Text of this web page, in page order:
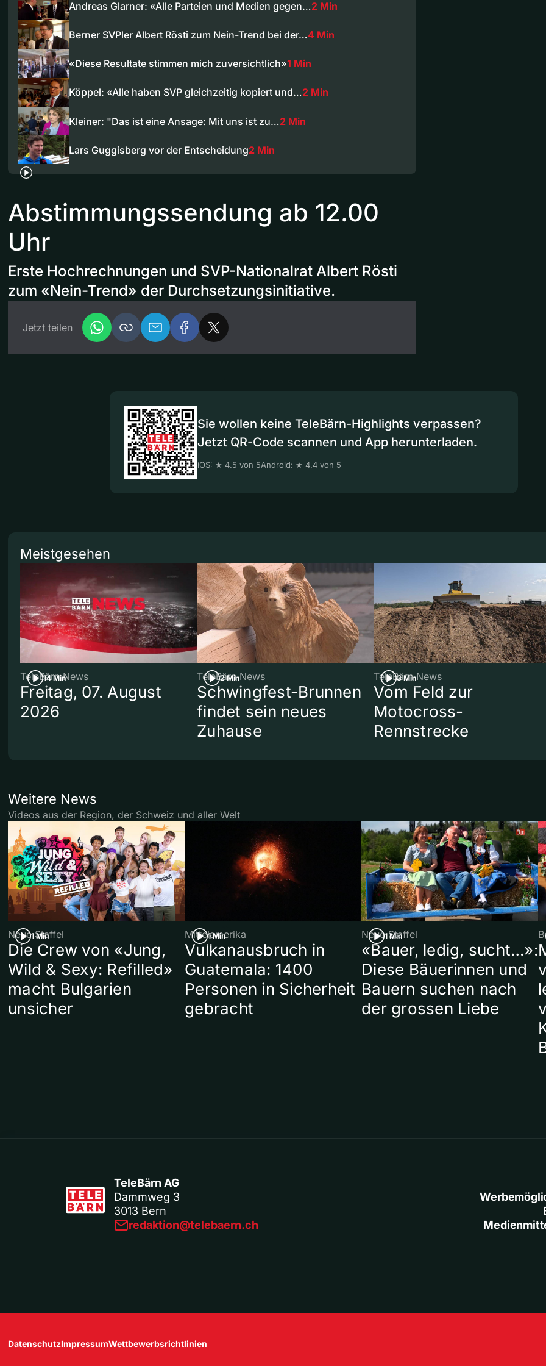
Andreas Glarner: «Alle Parteien und Medien gegen…2 Min
Berner SVPler Albert Rösti zum Nein-Trend bei der…4 Min
«Diese Resultate stimmen mich zuversichtlich»1 Min
Köppel: «Alle haben SVP gleichzeitig kopiert und…2 Min
Kleiner: "Das ist eine Ansage: Mit uns ist zu…2 Min
Lars Guggisberg vor der Entscheidung2 Min
Abstimmungssendung ab 12.00
Uhr
Erste Hochrechnungen und SVP-Nationalrat Albert Rösti
zum «Nein-Trend» der Durchsetzungsinitiative.
Jetzt teilen
Sie wollen keine TeleBärn-Highlights verpassen?
Jetzt QR-Code scannen und App herunterladen.
iOS: ★ 4.5 von 5Android: ★ 4.4 von 5
Meistgesehen
14 Min
TeleBärn News
Freitag, 07. August
2026
2 Min
TeleBärn News
Schwingfest-Brunnen
findet sein neues
Zuhause
3 Min
TeleBärn News
Vom Feld zur
Motocross-
Rennstrecke
Weitere News
Videos aus der Region, der Schweiz und aller Welt
1 Min
Neue Staffel
Die Crew von «Jung,
Wild & Sexy: Refilled»
macht Bulgarien
unsicher
1 Min
Mittelamerika
Vulkanausbruch in
Guatemala: 1400
Personen in Sicherheit
gebracht
1 Min
Neue Staffel
«Bauer, ledig, sucht…»:
Diese Bäuerinnen und
Bauern suchen nach
der grossen Liebe
TeleBärn AG
Dammweg 3
3013 Bern
redaktion@telebaern.ch
DatenschutzImpressumWettbewerbsrichtlinien